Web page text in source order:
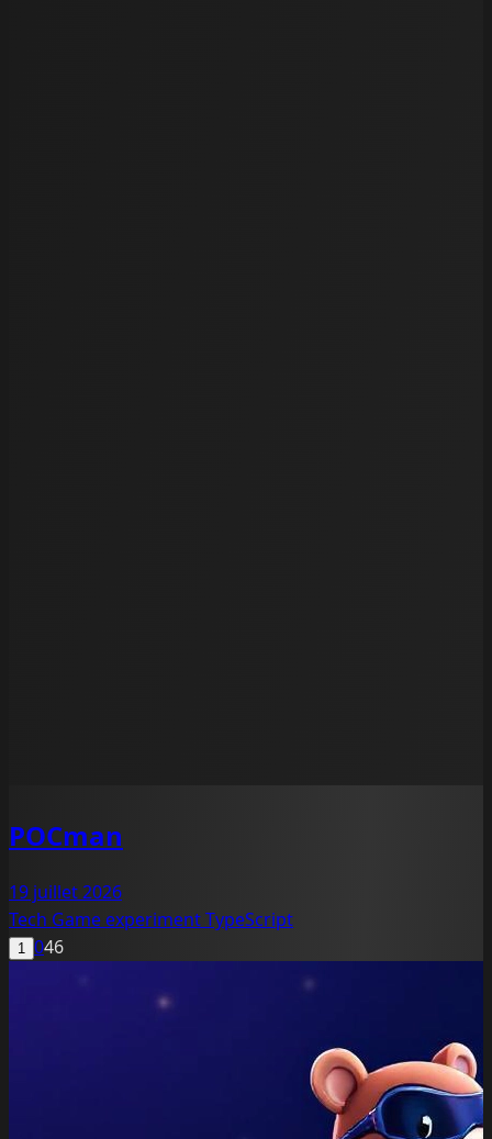
POCman
19 juillet 2026
Tech Game experimentTypeScript
1 046